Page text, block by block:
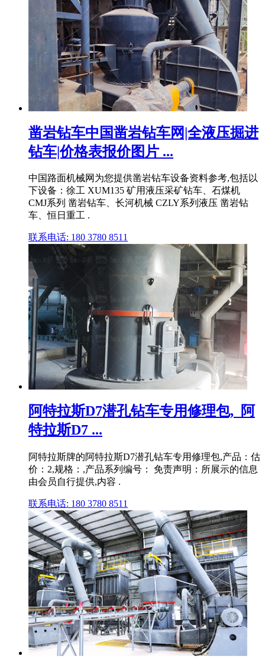
凿岩钻车中国凿岩钻车网|全液压掘进
钻车|价格表报价图片 ...
中国路面机械网为您提供凿岩钻车设备资料参考,包括以
下设备：徐工 XUM135 矿用液压采矿钻车、石煤机
CMJ系列 凿岩钻车、长河机械 CZLY系列液压 凿岩钻
车、恒日重工 .
联系电话: 180 3780 8511
阿特拉斯D7潜孔钻车专用修理包,_阿
特拉斯D7 ...
阿特拉斯牌的阿特拉斯D7潜孔钻车专用修理包,产品：估
价：2,规格：,产品系列编号： 免责声明：所展示的信息
由会员自行提供,内容 .
联系电话: 180 3780 8511